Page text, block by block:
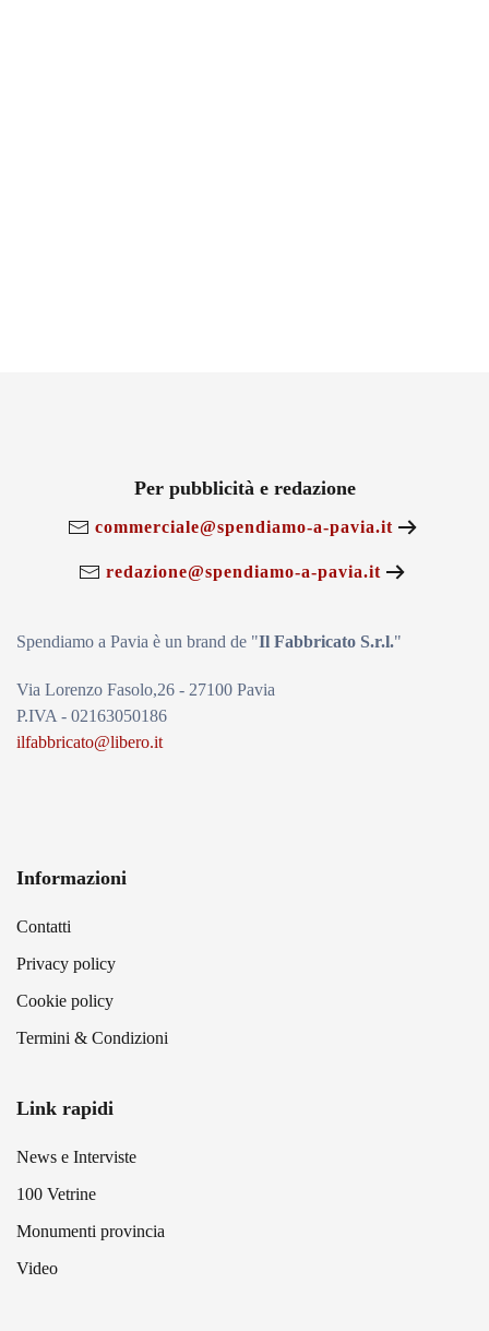
Per pubblicità e redazione
commerciale@spendiamo-a-pavia.it
redazione@spendiamo-a-pavia.it
Spendiamo a Pavia è un brand de "Il Fabbricato S.r.l."
Via Lorenzo Fasolo,26 - 27100 Pavia
P.IVA - 02163050186
ilfabbricato@libero.it
Informazioni
Contatti
Privacy policy
Cookie policy
Termini & Condizioni
Link rapidi
News e Interviste
100 Vetrine
Monumenti provincia
Video